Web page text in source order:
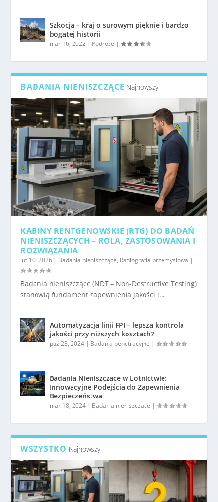
Szkocja – kraj o surowym pięknie i bardzo
bogatej historii
mar 16, 2022 | Podróże |
BADANIA NIENISZCZĄCE Najnowszy
KABINY RENTGENOWSKIE (RTG) DO BADAŃ
NIENISZCZĄCYCH – ROLA, ZASTOSOWANIA I
ROZWIĄZANIA
lut 10, 2026 | Badania nieniszczące, Radiografia przemysłowa |
Badania nieniszczące (NDT – Non-Destructive Testing)
stanowią fundament zapewnienia jakości i...
Automatyzacja linii FPI – lepsza kontrola
jakości przy niższych kosztach?
paź 23, 2024 | Badania penetracyjne |
Badania Nieniszczące w Lotnictwie:
Innowacyjne Podejścia do Zapewnienia
Bezpieczeństwa
mar 18, 2024 | Badania nieniszczące |
WSZYSTKO Najnowszy